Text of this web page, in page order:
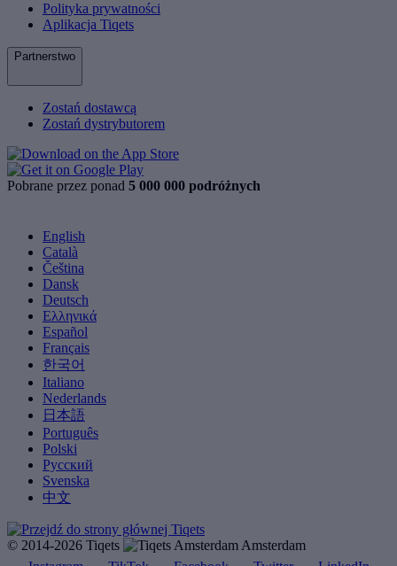
Polityka prywatności
Aplikacja Tiqets
Partnerstwo
Zostań dostawcą
Zostań dystrybutorem
Pobrane przez ponad 5 000 000 podróżnych
English
Català
Čeština
Dansk
Deutsch
Ελληνικά
Español
Français
한국어
Italiano
Nederlands
日本語
Português
Polski
Русский
Svenska
中文
© 2014-2026 Tiqets
Amsterdam